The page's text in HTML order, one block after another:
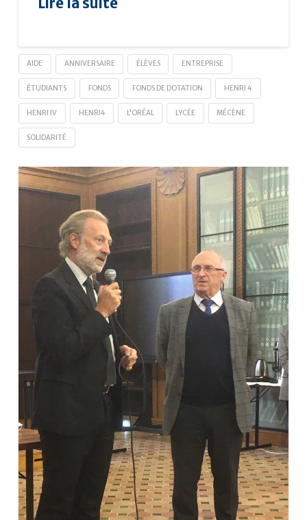
Lire la suite
AIDE ANNIVERSAIRE ÉLÈVES ENTREPRISE
ÉTUDIANTS FONDS FONDS DE DOTATION HENRI 4
HENRI IV HENRI4 L'ORÉAL LYCÉE MÉCÈNE
SOLIDARITÉ